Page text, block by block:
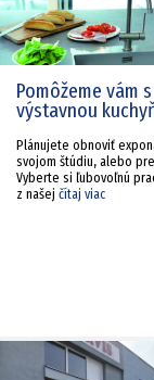
Pomôžeme vám s
výstavnou
Plánujete obnoviť
svojom štúdiu, alebo
Vyberte si ľubovoľnú
z našej čítaj viac